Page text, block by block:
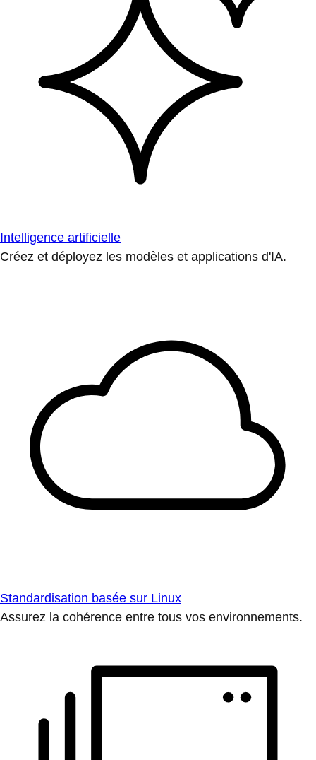
Intelligence artificielle
Créez et déployez les modèles et applications d'IA.
Standardisation basée sur Linux
Assurez la cohérence entre tous vos environnements.